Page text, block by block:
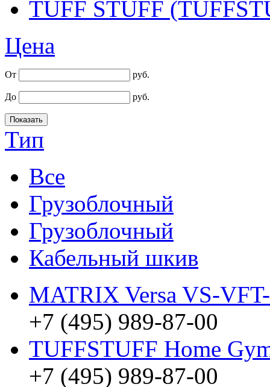
TUFF STUFF
Цена
От руб.
До руб.
Тип
Все
Грузоблочный
Грузоблочный
Кабельный шкив
MATRIX Versa VS-
+7 (495) 989-87-00
TUFFSTUFF Home
+7 (495) 989-87-00